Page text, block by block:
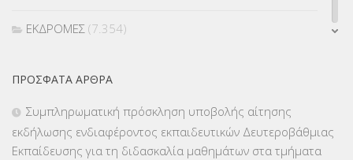
ΕΚΔΡΟΜΕΣ (7.354)
ΕΠΙΜΟΡΦΩΣΗ Τ.Π.Ε.(10)
ΠΡΌΣΦΑΤΑ ΆΡΘΡΑ
Συμπληρωματική πρόσκληση υποβολής αίτησης
εκδήλωσης ενδιαφέροντος εκπαιδευτικών Δευτεροβάθμιας
Εκπαίδευσης για τη διδασκαλία μαθημάτων στα τμήματα